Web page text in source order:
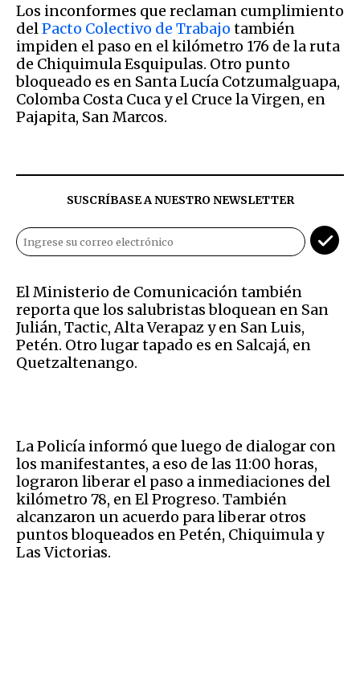
Los inconformes que reclaman cumplimiento
delPacto Colectivo de Trabajo también
impiden el paso en el kilómetro 176 de la ruta
de Chiquimula Esquipulas. Otro punto
bloqueado es en Santa Lucía Cotzumalguapa,
Colomba Costa Cuca y el Cruce la Virgen, en
Pajapita, San Marcos.
SUSCRÍBASE A NUESTRO NEWSLETTER
El Ministerio de Comunicación también
reporta que los salubristas bloquean en San
Julián, Tactic, Alta Verapaz y en San Luis,
Petén. Otro lugar tapado es en Salcajá, en
Quetzaltenango.
La Policía informó que luego de dialogar con
los manifestantes, a eso de las 11:00 horas,
lograron liberar el paso a inmediaciones del
kilómetro 78, en El Progreso. También
alcanzaron un acuerdo para liberar otros
puntos bloqueados en Petén, Chiquimula y
Las Victorias.